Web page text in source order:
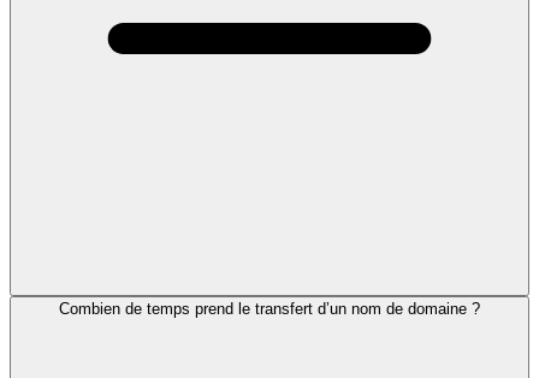
Combien de temps prend le transfert d’un nom de domaine ?